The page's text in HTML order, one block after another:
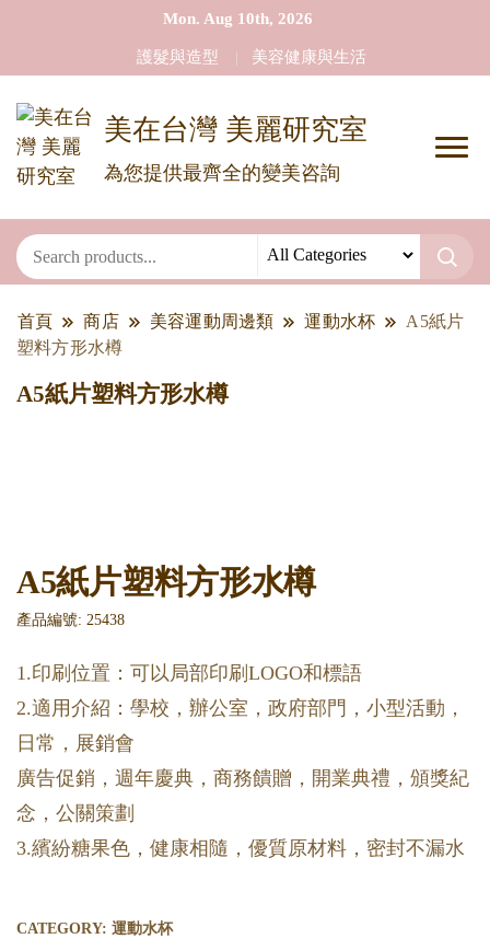
Mon. Aug 10th, 2026
護髮與造型 美容健康與生活
美在台灣 美麗研究室
為您提供最齊全的變美咨詢
首頁 商店 美容運動周邊類 運動水杯
A5紙片
塑料方形水樽
A5紙片塑料方形水樽
A5紙片塑料方形水樽
產品編號: 25438
1.印刷位置：可以局部印刷LOGO和標語
2.適用介紹：學校，辦公室，政府部門，小型活動，
日常，展銷會
廣告促銷，週年慶典，商務饋贈，開業典禮，頒獎紀
念，公關策劃
3.繽紛糖果色，健康相隨，優質原材料，密封不漏水
CATEGORY: 運動水杯